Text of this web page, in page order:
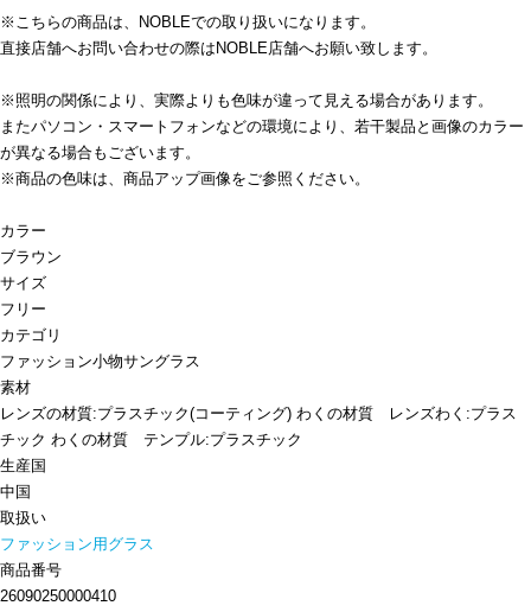
※こちらの商品は、NOBLEでの取り扱いになります。
直接店舗へお問い合わせの際はNOBLE店舗へお願い致します。
※照明の関係により、実際よりも色味が違って見える場合があります。
またパソコン・スマートフォンなどの環境により、若干製品と画像のカラー
が異なる場合もございます。
※商品の色味は、商品アップ画像をご参照ください。
カラー
ブラウン
サイズ
フリー
カテゴリ
ファッション小物サングラス
素材
レンズの材質:プラスチック(コーティング) わくの材質 レンズわく:プラス
チック わくの材質 テンプル:プラスチック
生産国
中国
取扱い
ファッション用グラス
商品番号
26090250000410